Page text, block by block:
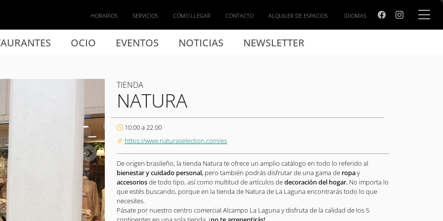
OCIO EVENTOS NOTICIAS NEWSLETTER
HORARIOS SERVICIOS CÓMO LLEGAR CONTACTO ALQUILER DE ESPACIOS IDIOMAS
TIENDA
NATURA
10:00 a 22.00
https://www.naturaselection.com/es
De origen brasileño, la tienda Natura te ofrece un amplio catálogo en todo lo referido al
bienestar y cuidado personal, pero también podrás disfrutar de una gama de ropay
accesoriosde todo tipo, así como multitud de artículos dedecoración del hogar. No importa lo
que estés buscando, porque en la tienda de Natura de La Laguna encontrarás todo lo que
necesites.
Pásate por nuestro centro comercial Alcampo La Laguna y disfruta de la calidad de los 5